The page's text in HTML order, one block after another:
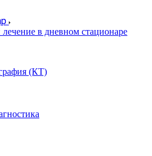
в дневном стационаре
(КТ)